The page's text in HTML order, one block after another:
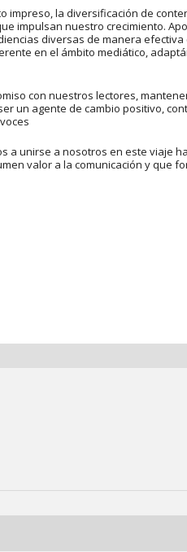
la diversificación de
impulsan nuestro crecimiento.
diversas de manera
en el ámbito mediático,
con nuestros lectores,
un agente de cambio positivo,
a unirse a nosotros en este viaje
valor a la comunicación y que